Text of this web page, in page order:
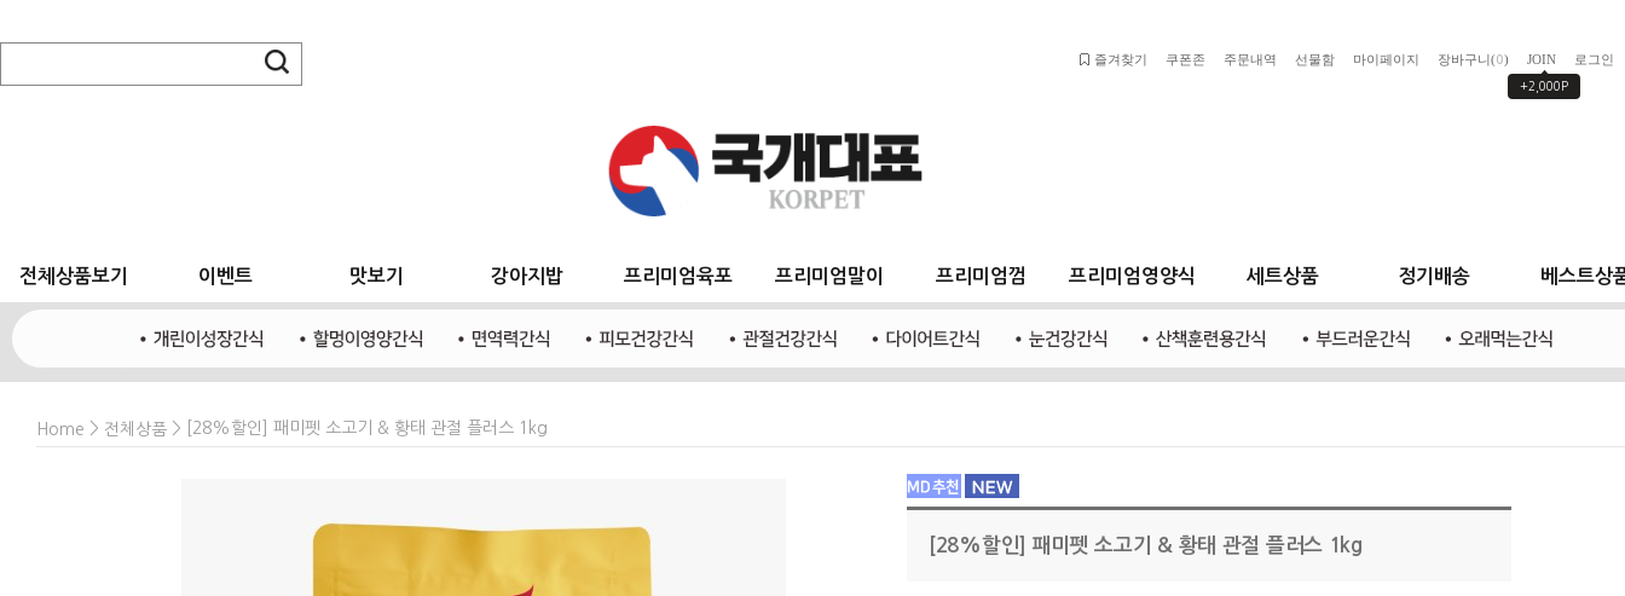
로그인
JOIN
+2,000P
장바구니(0)
마이페이지
선물함
주문내역
쿠폰존
즐겨찾기
전체상품보기 이벤트 맛보기 강아지밥 프리미엄육포 프리미엄말이 프리미엄껌 프리미엄영양식 세트상품 정기배송 베스트상
Home > 전체상품 > [28%할인] 패미펫 소고기 & 황태 관절 플러스 1kg
[28%할인] 패미펫 소고기 & 황태 관절 플러스 1kg